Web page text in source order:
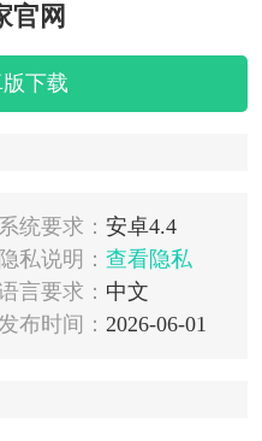
官网
下载
系统要求： 安卓4.4
隐私说明： 查看隐私
言要求： 中文
布时间： 2026-06-01